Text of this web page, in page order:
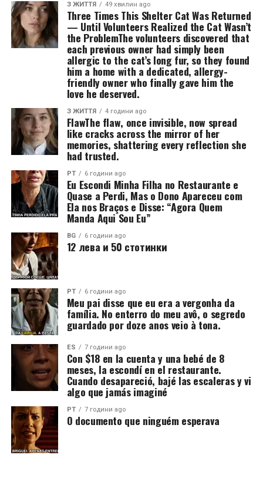
З ЖИТТЯ 49 хвилин ago
Three Times This Shelter Cat Was Returned
— Until Volunteers Realized the Cat Wasn’t
the ProblemThe volunteers discovered that
each previous owner had simply been
allergic to the cat’s long fur, so they found
him a home with a dedicated, allergy-
friendly owner who finally gave him the
love he deserved.
З ЖИТТЯ 4 години ago
FlawThe flaw, once invisible, now spread
like cracks across the mirror of her
memories, shattering every reflection she
had trusted.
PT 6 години ago
Eu Escondi Minha Filha no Restaurante e
Quase a Perdi, Mas o Dono Apareceu com
Ela nos Braços e Disse: “Agora Quem
Manda Aqui Sou Eu”
BG 6 години ago
12 лева и 50 стотинки
PT 6 години ago
Meu pai disse que eu era a vergonha da
família. No enterro do meu avô, o segredo
guardado por doze anos veio à tona.
ES 7 години ago
Con $18 en la cuenta y una bebé de 8
meses, la escondí en el restaurante.
Cuando desapareció, bajé las escaleras y vi
algo que jamás imaginé
PT 7 години ago
O documento que ninguém esperava